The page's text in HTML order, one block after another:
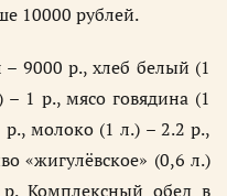
10000 рублей.
9000 р., хлеб белый (1
1 р., мясо говядина (1
р., молоко (1 л.) – 2.2 р.,
«жигулёвское» (0,6 л.)
Комплексный обед в